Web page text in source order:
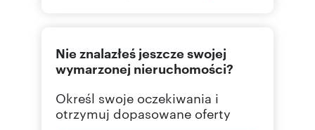
Nie znalazłeś jeszcze swojej
wymarzonej nieruchomości?
Określ swoje oczekiwania i
otrzymuj dopasowane oferty